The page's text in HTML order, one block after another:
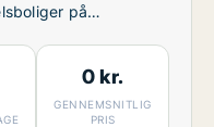
på
0 kr.
GENNEMSNITLIG
PRIS